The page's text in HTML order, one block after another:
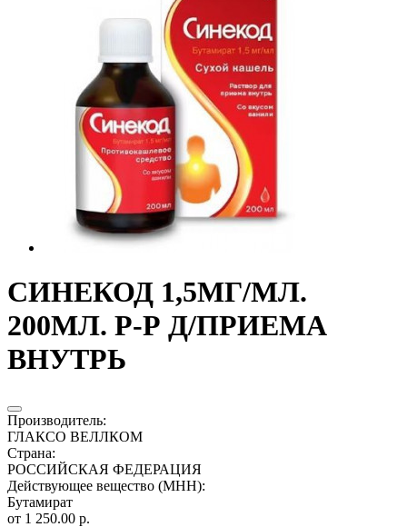
СИНЕКОД 1,5МГ/МЛ.
200МЛ. Р-Р Д/ПРИЕМА
ВНУТРЬ
Производитель:
ГЛАКСО ВЕЛЛКОМ
Страна:
РОССИЙСКАЯ ФЕДЕРАЦИЯ
Действующее вещество (МНН):
Бутамират
от 1 250.00 р.